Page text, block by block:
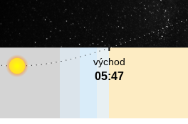
východ
05:47